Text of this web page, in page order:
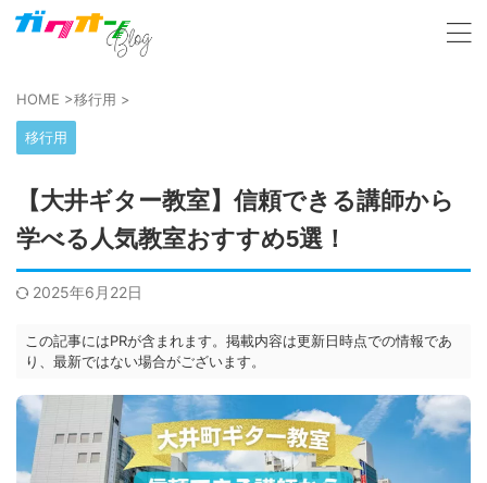
HOME >移行用 >
移行用
【大井ギター教室】信頼できる講師から
学べる人気教室おすすめ5選！
2025年6月22日
この記事にはPRが含まれます。掲載内容は更新日時点での情報であ
り、最新ではない場合がございます。